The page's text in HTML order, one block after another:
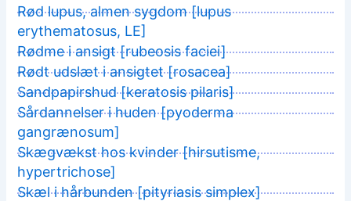
Rød lupus, almen sygdom [lupus
erythematosus, LE]
Rødme i ansigt [rubeosis faciei]
Rødt udslæt i ansigtet [rosacea]
Sandpapirshud [keratosis pilaris]
Sårdannelser i huden [pyoderma
gangrænosum]
Skægvækst hos kvinder [hirsutisme,
hypertrichose]
Skæl i hårbunden [pityriasis simplex]